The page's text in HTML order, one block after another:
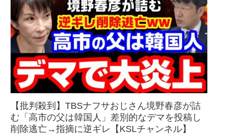
【批判殺到】TBSナフサおじさん境野春彦が詰
む「高市の父は韓国人」差別的なデマを投稿し
削除逃亡→指摘に逆ギレ【KSLチャンネル】